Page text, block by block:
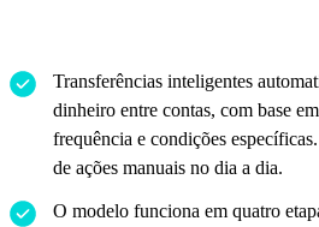
Transferências inteligentes
dinheiro entre contas, com base
frequência e condições
de ações manuais no dia a dia.
O modelo funciona em quatro